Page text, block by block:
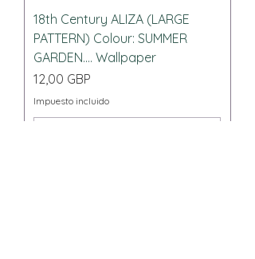
18th Century ALIZA (LARGE
PATTERN) Colour: SUMMER
GARDEN.... Wallpaper
Precio
12,00 GBP
Impuesto incluido